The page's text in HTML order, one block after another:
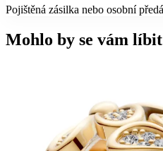
Pojištěná zásilka nebo osobní
Mohlo by se vám líbit